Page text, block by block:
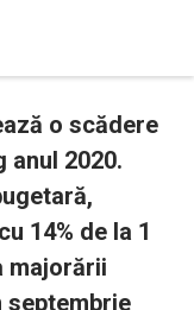
o scădere
anul 2020.
14% de la 1
majorării